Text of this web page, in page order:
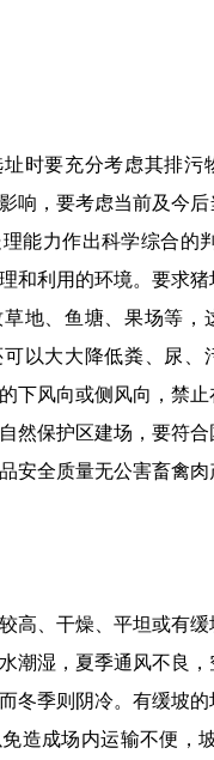
要充分考虑其排污
响，要考虑当前及今
能力作出科学综合的
和利用的环境。要求猪
地、鱼塘、果场等，
以大大降低粪、尿、
下风向或侧风向，禁
然保护区建场，要符
安全质量无公害畜禽肉
、干燥、平坦或有缓
潮湿，夏季通风不良
冬季则阴冷。有缓坡
造成场内运输不便，坡